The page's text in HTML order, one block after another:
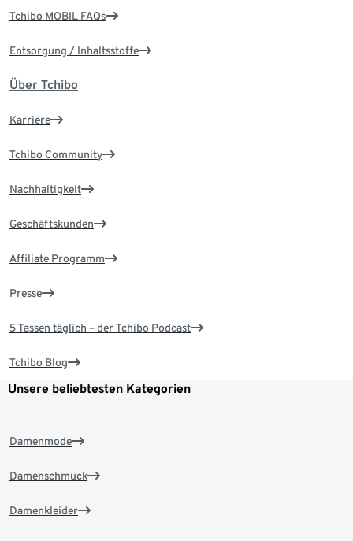
Tchibo MOBIL FAQs
Entsorgung / Inhaltsstoffe
Über Tchibo
Karriere
Tchibo Community
Nachhaltigkeit
Geschäftskunden
Affiliate Programm
Presse
5 Tassen täglich – der Tchibo Podcast
Tchibo Blog
Unsere beliebtesten Kategorien
Damenmode
Damenschmuck
Damenkleider